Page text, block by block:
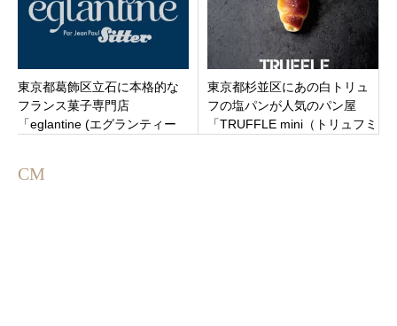
東京都葛飾区立石に本格的な
フランス菓子専門店
「eglantine (エグランティー
東京都杉並区にあの白トリュ
フの塩パンが人気のパン屋
「TRUFFLE mini（トリュフミ
CM